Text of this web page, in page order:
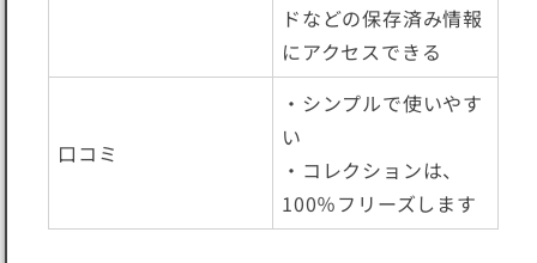
ドなどの保存済み情報
にアクセスできる
口コミ
・シンプルで使いやす
い
・コレクションは、
100％フリーズします